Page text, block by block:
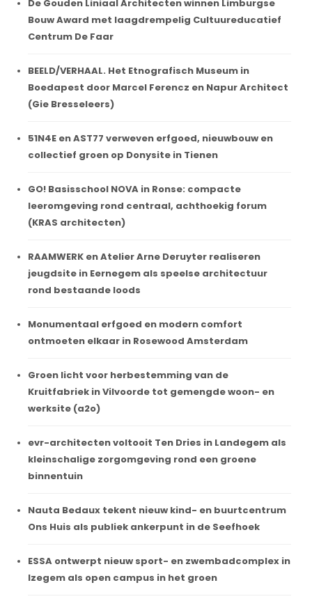
De Gouden Liniaal Architecten winnen Limburgse
Bouw Award met laagdrempelig Cultuureducatief
Centrum De Faar
BEELD/VERHAAL. Het Etnografisch Museum in
Boedapest door Marcel Ferencz en Napur Architect
(Gie Bresseleers)
51N4E en AST77 verweven erfgoed, nieuwbouw en
collectief groen op Donysite in Tienen
GO! Basisschool NOVA in Ronse: compacte
leeromgeving rond centraal, achthoekig forum
(KRAS architecten)
RAAMWERK en Atelier Arne Deruyter realiseren
jeugdsite in Eernegem als speelse architectuur
rond bestaande loods
Monumentaal erfgoed en modern comfort
ontmoeten elkaar in Rosewood Amsterdam
Groen licht voor herbestemming van de
Kruitfabriek in Vilvoorde tot gemengde woon- en
werksite (a2o)
evr-architecten voltooit Ten Dries in Landegem als
kleinschalige zorgomgeving rond een groene
binnentuin
Nauta Bedaux tekent nieuw kind- en buurtcentrum
Ons Huis als publiek ankerpunt in de Seefhoek
ESSA ontwerpt nieuw sport- en zwembadcomplex in
Izegem als open campus in het groen